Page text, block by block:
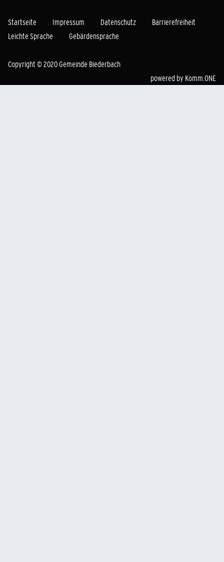
Startseite Impressum Datenschutz
Barrierefreiheit
Leichte Sprache
Gebärdensprache
Copyright © 2020 Gemeinde Biederbach
powered by Komm.ONE